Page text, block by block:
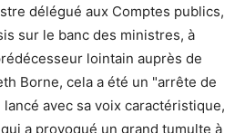
délégué aux Comptes publics,
sur le banc des ministres, à
lointain auprès de
Borne, cela a été un "arrête de
avec sa voix caractéristique,
a provoqué un grand tumulte à